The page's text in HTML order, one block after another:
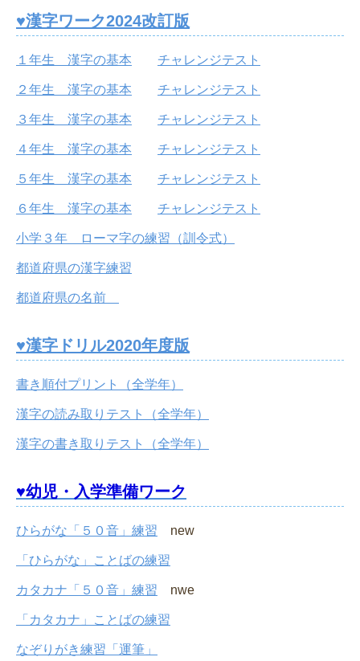
♥漢字ワーク2024改訂版
１年生 漢字の基本 チャレンジテスト
２年生 漢字の基本 チャレンジテスト
３年生 漢字の基本 チャレンジテスト
４年生 漢字の基本 チャレンジテスト
５年生 漢字の基本 チャレンジテスト
６年生 漢字の基本 チャレンジテスト
小学３年 ローマ字の練習（訓令式）
都道府県の漢字練習
都道府県の名前
♥漢字ドリル2020年度版
書き順付プリント（全学年）
漢字の読み取りテスト（全学年）
漢字の書き取りテスト（全学年）
♥幼児・入学準備ワーク
ひらがな「５０音」練習 new
「ひらがな」ことばの練習
カタカナ「５０音」練習 nwe
「カタカナ」ことばの練習
なぞりがき練習「運筆」